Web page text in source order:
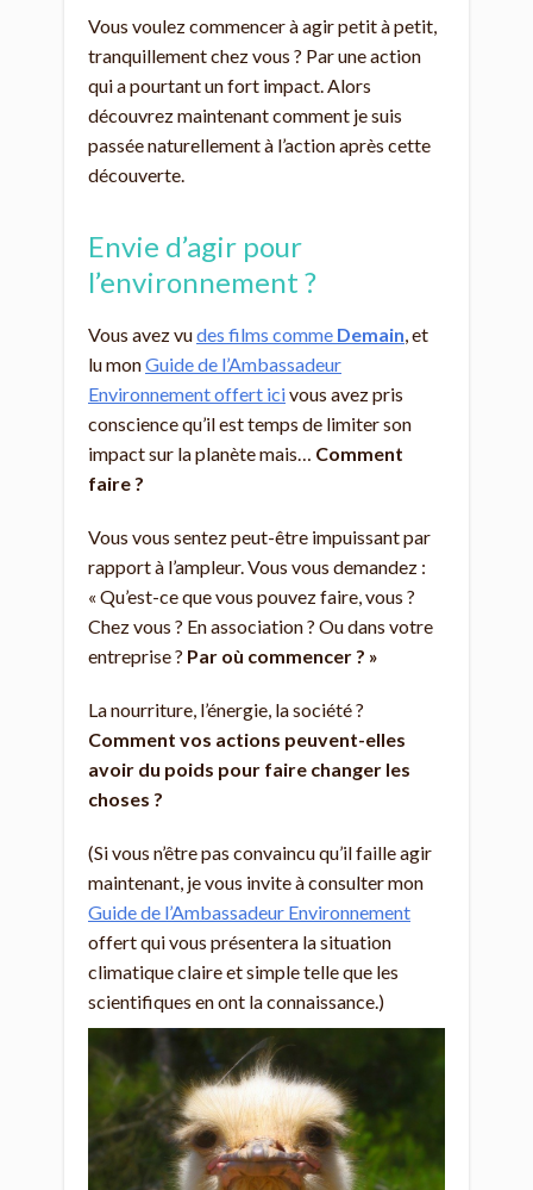
Vous voulez commencer à agir petit à petit,
tranquillement chez vous ? Par une action
qui a pourtant un fort impact. Alors
découvrez maintenant comment je suis
passée naturellement à l’action après cette
découverte.
Envie d’agir pour
l’environnement ?
Vous avez vudes films comme Demain, et
lu monGuide de l’Ambassadeur
Environnement offert icivous avez pris
conscience qu’il est temps de limiter son
impact sur la planète mais… Comment
faire ?
Vous vous sentez peut-être impuissant par
rapport à l’ampleur. Vous vous demandez :
« Qu’est-ce que vous pouvez faire, vous ?
Chez vous ? En association ? Ou dans votre
entreprise ? Par où commencer ? »
La nourriture, l’énergie, la société ?
Comment vos actions peuvent-elles
avoir du poids pour faire changer les
choses ?
(Si vous n’être pas convaincu qu’il faille agir
maintenant, je vous invite à consulter mon
Guide de l’Ambassadeur Environnement
offert qui vous présentera la situation
climatique claire et simple telle que les
scientifiques en ont la connaissance.)